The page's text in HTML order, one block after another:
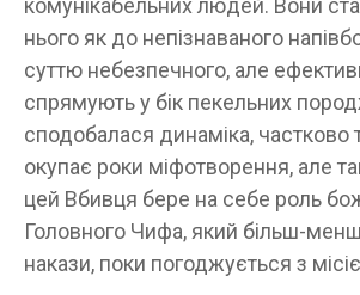
комунікабельних людей. Вони
нього як до непізнаваного
суттю небезпечного, але
спрямують у бік пекельних
сподобалася динаміка, частково
окупає роки міфотворення, але
цей Вбивця бере на себе роль
Головного Чифа, який більш-
накази, поки погоджується з